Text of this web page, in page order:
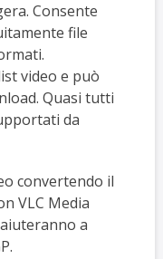
Consente
file
video e può
Quasi tutti
da
convertendo il
VLC Media
a